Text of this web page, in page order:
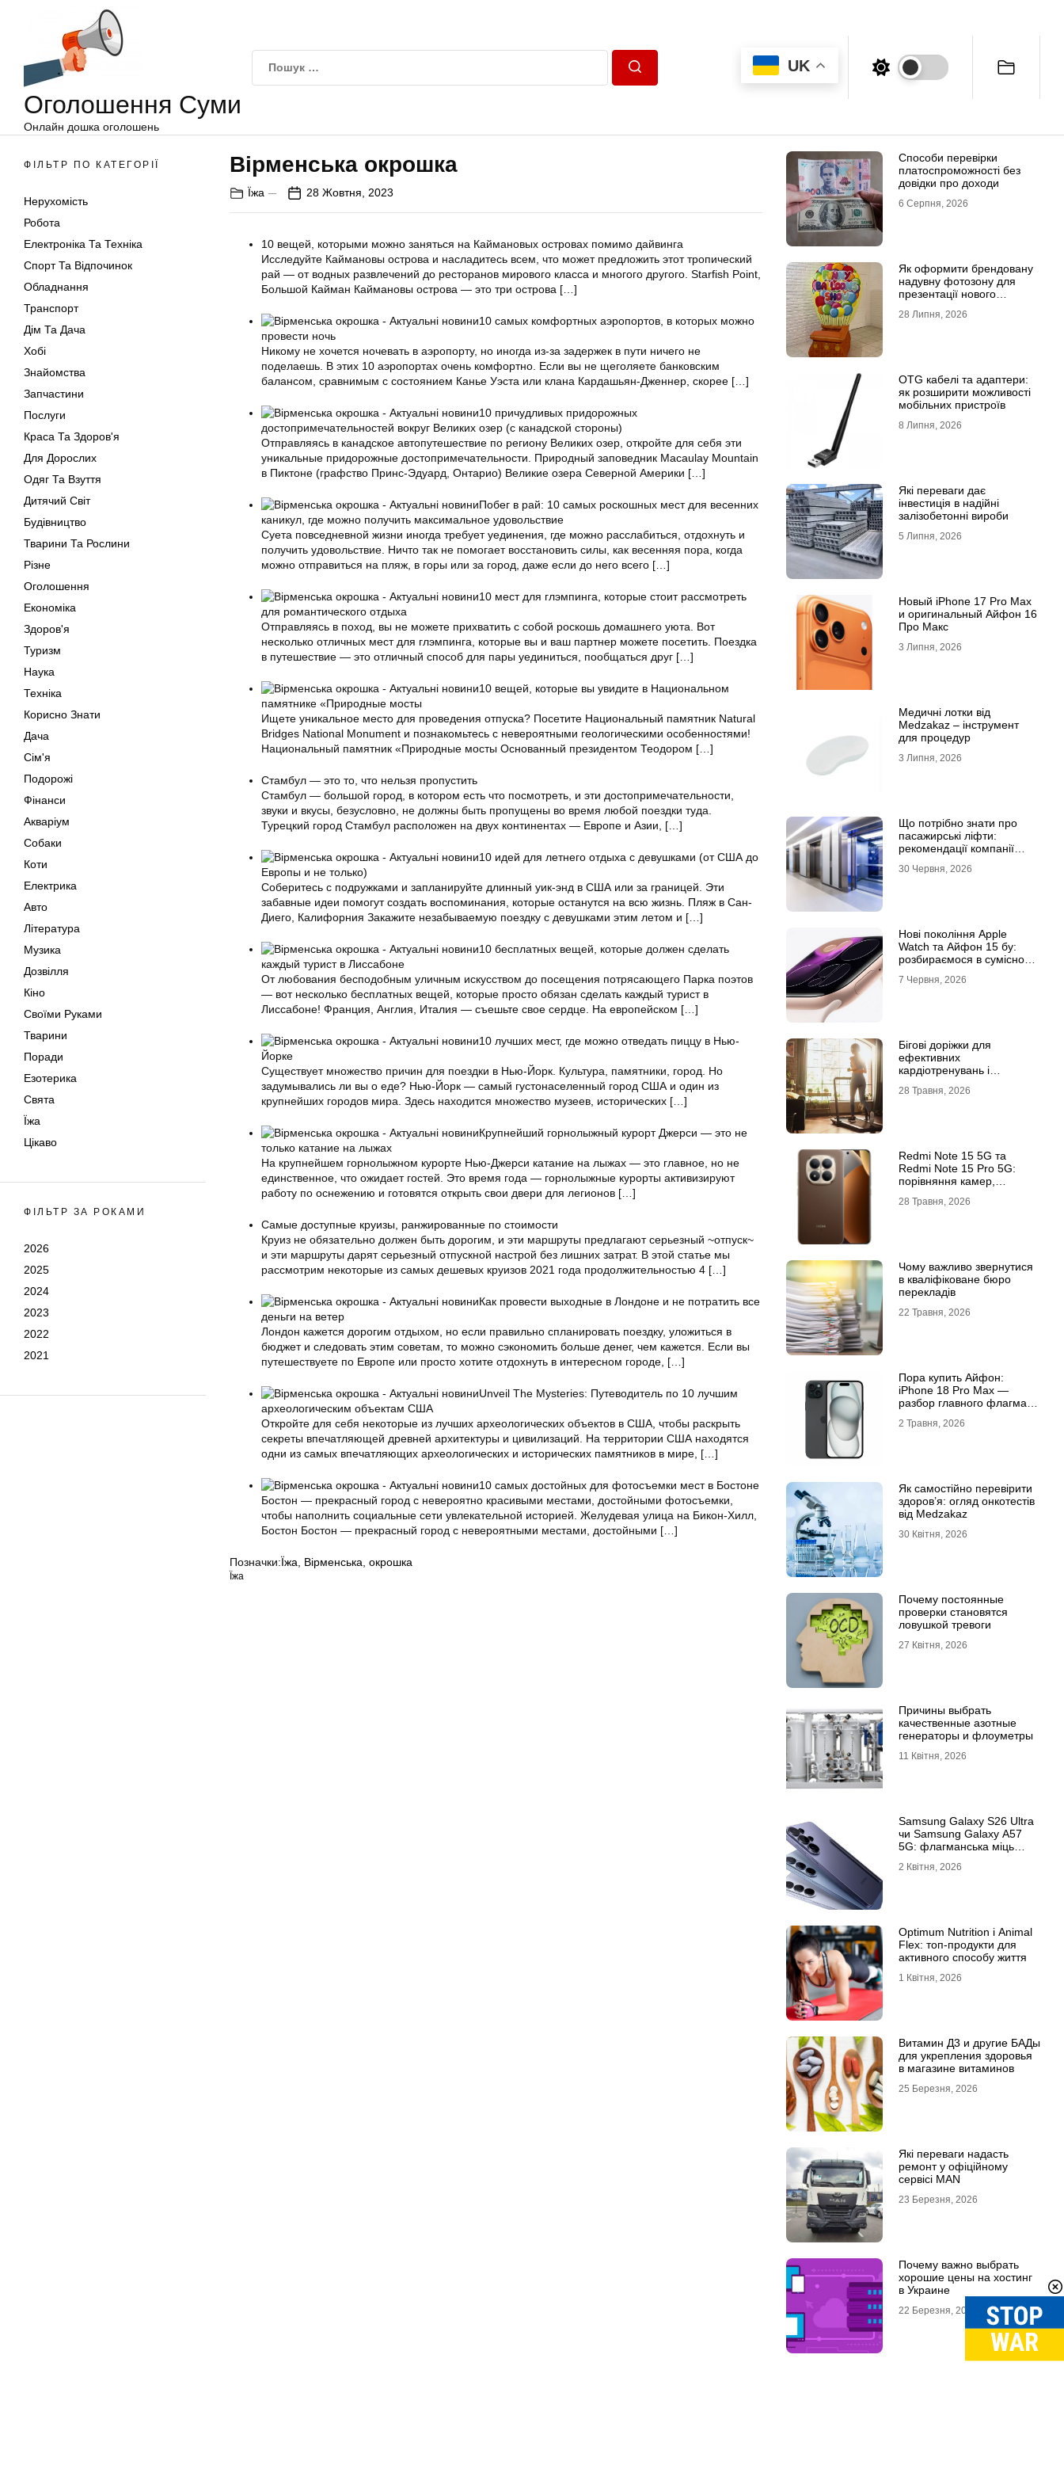
Оголошення Суми
Онлайн дошка оголошень
UK
ФІЛЬТР ПО КАТЕГОРІЇ
Нерухомість
Робота
Електроніка Та Техніка
Спорт Та Відпочинок
Обладнання
Транспорт
Дім Та Дача
Хобі
Знайомства
Запчастини
Послуги
Краса Та Здоров'я
Для Дорослих
Одяг Та Взуття
Дитячий Світ
Будівництво
Тварини Та Рослини
Різне
Оголошення
Економіка
Здоров'я
Туризм
Наука
Техніка
Корисно Знати
Дача
Сім'я
Подорожі
Фінанси
Акваріум
Собаки
Коти
Електрика
Авто
Література
Музика
Дозвілля
Кіно
Своїми Руками
Тварини
Поради
Езотерика
Свята
Їжа
Цікаво
ФІЛЬТР ЗА РОКАМИ
2026
2025
2024
2023
2022
2021
Вірменська окрошка
Їжа 28 Жовтня, 2023
10 вещей, которыми можно заняться на Каймановых островах помимо дайвинга
Исследуйте Каймановы острова и насладитесь всем, что может предложить этот тропический
рай — от водных развлечений до ресторанов мирового класса и многого другого. Starfish Point,
Большой Кайман Каймановы острова — это три острова […]
10 самых комфортных аэропортов, в которых можно
провести ночь
Никому не хочется ночевать в аэропорту, но иногда из-за задержек в пути ничего не
поделаешь. В этих 10 аэропортах очень комфортно. Если вы не щеголяете банковским
балансом, сравнимым с состоянием Канье Уэста или клана Кардашьян-Дженнер, скорее […]
10 причудливых придорожных
достопримечательностей вокруг Великих озер (с канадской стороны)
Отправляясь в канадское автопутешествие по региону Великих озер, откройте для себя эти
уникальные придорожные достопримечательности. Природный заповедник Macaulay Mountain
в Пиктоне (графство Принс-Эдуард, Онтарио) Великие озера Северной Америки […]
Побег в рай: 10 самых роскошных мест для весенних
каникул, где можно получить максимальное удовольствие
Суета повседневной жизни иногда требует уединения, где можно расслабиться, отдохнуть и
получить удовольствие. Ничто так не помогает восстановить силы, как весенняя пора, когда
можно отправиться на пляж, в горы или за город, даже если до него всего […]
10 мест для глэмпинга, которые стоит рассмотреть
для романтического отдыха
Отправляясь в поход, вы не можете прихватить с собой роскошь домашнего уюта. Вот
несколько отличных мест для глэмпинга, которые вы и ваш партнер можете посетить. Поездка
в путешествие — это отличный способ для пары уединиться, пообщаться друг […]
10 вещей, которые вы увидите в Национальном
памятнике «Природные мосты
Ищете уникальное место для проведения отпуска? Посетите Национальный памятник Natural
Bridges National Monument и познакомьтесь с невероятными геологическими особенностями!
Национальный памятник «Природные мосты Основанный президентом Теодором […]
Стамбул — это то, что нельзя пропустить
Стамбул — большой город, в котором есть что посмотреть, и эти достопримечательности,
звуки и вкусы, безусловно, не должны быть пропущены во время любой поездки туда.
Турецкий город Стамбул расположен на двух континентах — Европе и Азии, […]
10 идей для летнего отдыха с девушками (от США до
Европы и не только)
Соберитесь с подружками и запланируйте длинный уик-энд в США или за границей. Эти
забавные идеи помогут создать воспоминания, которые останутся на всю жизнь. Пляж в Сан-
Диего, Калифорния Закажите незабываемую поездку с девушками этим летом и […]
10 бесплатных вещей, которые должен сделать
каждый турист в Лиссабоне
От любования бесподобным уличным искусством до посещения потрясающего Парка поэтов
— вот несколько бесплатных вещей, которые просто обязан сделать каждый турист в
Лиссабоне! Франция, Англия, Италия — съешьте свое сердце. На европейском […]
10 лучших мест, где можно отведать пиццу в Нью-
Йорке
Существует множество причин для поездки в Нью-Йорк. Культура, памятники, город. Но
задумывались ли вы о еде? Нью-Йорк — самый густонаселенный город США и один из
крупнейших городов мира. Здесь находится множество музеев, исторических […]
Крупнейший горнолыжный курорт Джерси — это не
только катание на лыжах
На крупнейшем горнолыжном курорте Нью-Джерси катание на лыжах — это главное, но не
единственное, что ожидает гостей. Это время года — горнолыжные курорты активизируют
работу по оснежению и готовятся открыть свои двери для легионов […]
Самые доступные круизы, ранжированные по стоимости
Круиз не обязательно должен быть дорогим, и эти маршруты предлагают серьезный ~отпуск~
и эти маршруты дарят серьезный отпускной настрой без лишних затрат. В этой статье мы
рассмотрим некоторые из самых дешевых круизов 2021 года продолжительностью 4 […]
Как провести выходные в Лондоне и не потратить все
деньги на ветер
Лондон кажется дорогим отдыхом, но если правильно спланировать поездку, уложиться в
бюджет и следовать этим советам, то можно сэкономить больше денег, чем кажется. Если вы
путешествуете по Европе или просто хотите отдохнуть в интересном городе, […]
Unveil The Mysteries: Путеводитель по 10 лучшим
археологическим объектам США
Откройте для себя некоторые из лучших археологических объектов в США, чтобы раскрыть
секреты впечатляющей древней архитектуры и цивилизаций. На территории США находятся
одни из самых впечатляющих археологических и исторических памятников в мире, […]
10 самых достойных для фотосъемки мест в Бостоне
Бостон — прекрасный город с невероятно красивыми местами, достойными фотосъемки,
чтобы наполнить социальные сети увлекательной историей. Желудевая улица на Бикон-Хилл,
Бостон Бостон — прекрасный город с невероятными местами, достойными […]
Позначки:Їжа Вірменська окрошка
Їжа
Способи перевірки
платоспроможності без
довідки про доходи
6 Серпня, 2026
Як оформити брендовану
надувну фотозону для
презентації нового
28 Липня, 2026
OTG кабелі та адаптери:
як розширити можливості
мобільних пристроїв
8 Липня, 2026
Які переваги дає
інвестиція в надійні
залізобетонні вироби
5 Липня, 2026
Новый iPhone 17 Pro Max
и оригинальный Айфон 16
Про Макс
3 Липня, 2026
Медичні лотки від
Medzakaz – інструмент
для процедур
3 Липня, 2026
Що потрібно знати про
пасажирські ліфти:
рекомендації компанії
30 Червня, 2026
Нові покоління Apple
Watch та Айфон 15 бу:
розбираємося в сумісності
екосистеми
7 Червня, 2026
Бігові доріжки для
ефективних
кардіотренувань і
способу життя
28 Травня, 2026
Redmi Note 15 5G та
Redmi Note 15 Pro 5G:
порівняння камер,
продуктивності
28 Травня, 2026
Чому важливо звернутися
в кваліфіковане бюро
перекладів
22 Травня, 2026
Пора купить Айфон:
iPhone 18 Pro Max —
разбор главного флагмана
2 Травня, 2026
Як самостійно перевірити
здоров’я: огляд онкотестів
від Medzakaz
30 Квітня, 2026
Почему постоянные
проверки становятся
ловушкой тревоги
27 Квітня, 2026
Причины выбрать
качественные азотные
генераторы и флоуметры
11 Квітня, 2026
Samsung Galaxy S26 Ultra
чи Samsung Galaxy A57
5G: флагманська міць
2 Квітня, 2026
Optimum Nutrition і Animal
Flex: топ-продукти для
активного способу життя
1 Квітня, 2026
Витамин Д3 и другие БАДы
для укрепления здоровья
в магазине витаминов
25 Березня, 2026
Які переваги надасть
ремонт у офіційному
сервісі MAN
23 Березня, 2026
Почему важно выбрать
хорошие цены на хостинг
в Украине
22 Березня, 2026